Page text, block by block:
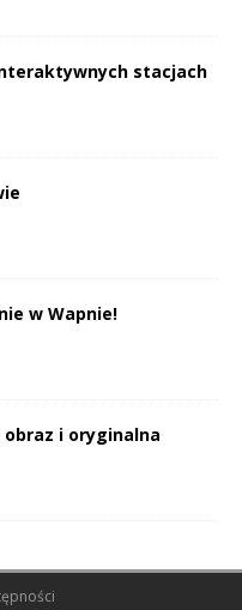
stacjach
w Wapnie!
i oryginalna